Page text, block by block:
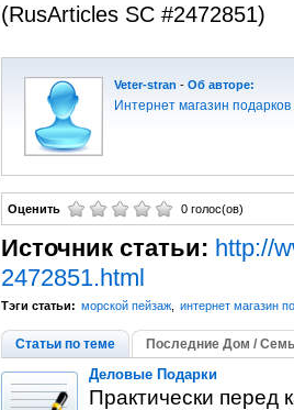
(RusArticles SC #2472851)
Veter-stran - Об авторе:
Интернет магазин
Оценить 0 голос(ов)
Источник статьи: http://
2472851.html
Тэги статьи: морской пейзаж, интернет магазин
Статьи по теме Последние Дом /
Деловые Подарки
Практически перед